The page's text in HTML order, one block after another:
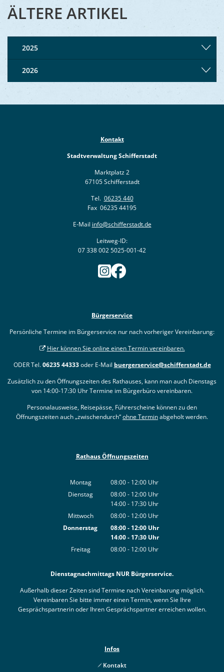
Ukraine
Wir als
ÄLTERE ARTIKEL
2025
2026
Kontakt
Stadtverwaltung Schifferstadt
Marktplatz 2
67105 Schifferstadt
Tel. 06235 440
Fax 06235 44195
E-Mail info@schifferstadt.de
Leitweg-ID:
07 338 002 5025-001-42
Bürgerservice
Persönliche Termine im Bürgerservice nur nach vorheriger Vereinbarung:
Hier können Sie online einen Termin vereinbaren.
ODER Tel.06235 44333oder E-Mail buergerservice@schifferstadt.de
Zusätzlich zu den Öffnungszeiten des Rathauses, kann man auch Dienstags
von 14:00-17:30 Uhr Termine im Bürgerbüro vereinbaren.
Personalausweise, Reisepässe, Führerscheine können zu den
Öffnungszeiten auch „zwischendurch“ohne Terminabgeholt werden.
Rathaus Öffnungszeiten
Montag 08:00- 12:00 Uhr
Von 08:00 bis 12:00 Uhr
Dienstag 08:00- 12:00 Uhr
Von 08:00 bis 12:00 Uhr
14:00- 17:30 Uhr
Von 14:00 bis 17:30 Uhr
Mittwoch 08:00- 12:00 Uhr
Von 08:00 bis 12:00 Uhr
Donnerstag 08:00- 12:00Uhr
Von 08:00 bis 12:00 Uhr
14:00- 17:30Uhr
Von 14:00 bis 17:30 Uhr
Freitag 08:00- 12:00 Uhr
Dienstagnachmittags NUR Bürgerservice.
Außerhalb dieser Zeiten sind Termine nach Vereinbarung möglich.
Vereinbaren Sie bitte immer einen Termin, wenn Sie Ihre
Gesprächspartnerin oder Ihren Gesprächspartner erreichen wollen.
Infos
Kontakt